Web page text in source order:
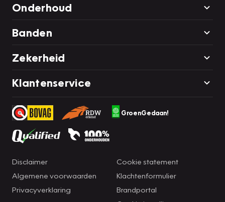
Onderhoud
Banden
Zekerheid
Klantenservice
GroenGedaan!
Disclaimer
Algemene voorwaarden
Privacyverklaring
Cookie statement
Klachtenformulier
Brandportal